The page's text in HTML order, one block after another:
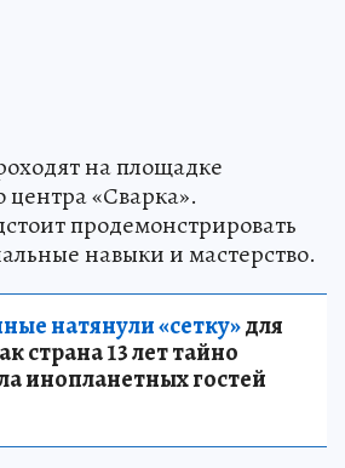
на площадке
центра «Сварка».
продемонстрировать
навыки и мастерство.
натянули «сетку»для
страна 13 лет тайно
инопланетных гостей